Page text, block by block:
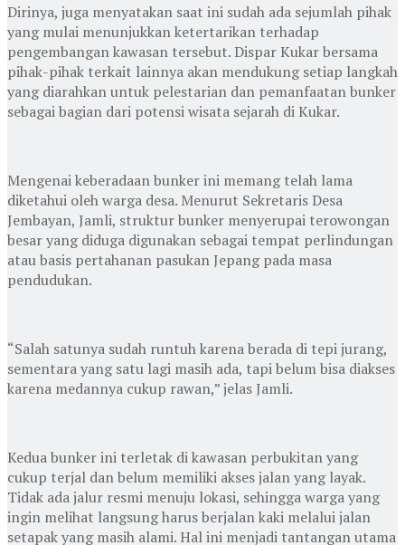
Dirinya, juga menyatakan saat ini sudah ada sejumlah pihak
yang mulai menunjukkan ketertarikan terhadap
pengembangan kawasan tersebut. Dispar Kukar bersama
pihak-pihak terkait lainnya akan mendukung setiap langkah
yang diarahkan untuk pelestarian dan pemanfaatan bunker
sebagai bagian dari potensi wisata sejarah di Kukar.
Mengenai keberadaan bunker ini memang telah lama
diketahui oleh warga desa. Menurut Sekretaris Desa
Jembayan, Jamli, struktur bunker menyerupai terowongan
besar yang diduga digunakan sebagai tempat perlindungan
atau basis pertahanan pasukan Jepang pada masa
pendudukan.
“Salah satunya sudah runtuh karena berada di tepi jurang,
sementara yang satu lagi masih ada, tapi belum bisa diakses
karena medannya cukup rawan,” jelas Jamli.
Kedua bunker ini terletak di kawasan perbukitan yang
cukup terjal dan belum memiliki akses jalan yang layak.
Tidak ada jalur resmi menuju lokasi, sehingga warga yang
ingin melihat langsung harus berjalan kaki melalui jalan
setapak yang masih alami. Hal ini menjadi tantangan utama